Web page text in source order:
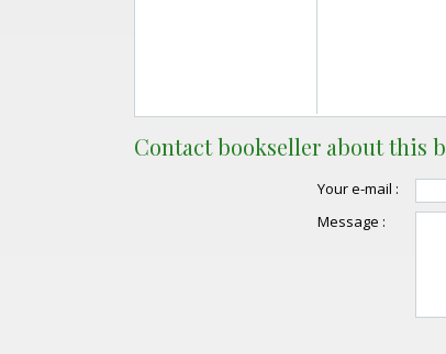
Contact bookseller about this
Your e-mail :
Message :